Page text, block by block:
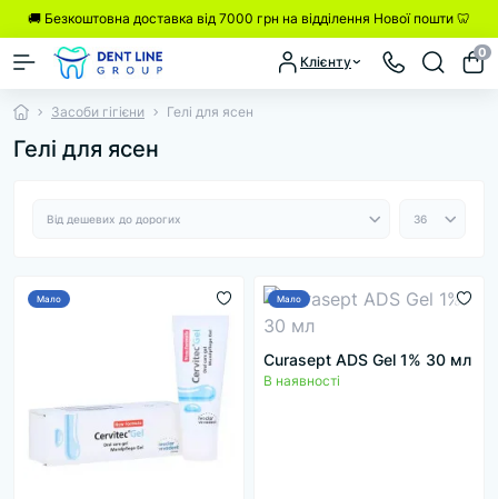
🚚 Безкоштовна доставка від 7000 грн на відділення Нової пошти 🦷
Клієнту
0
Засоби гігієни Гелі для ясен
Гелі для ясен
Мало Мало
Curasept ADS Gel 1% 30 мл
В наявності